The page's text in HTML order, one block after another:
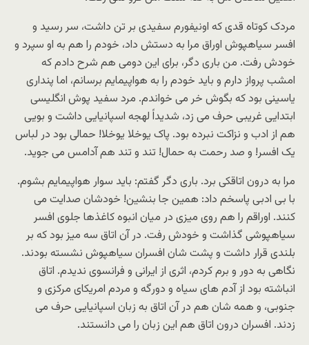
مردک کوتاه قدی که اونیفورم سفیدی بر تن داشت، سر رسید و
افسر سیاهپوش اوراق مرا به دستش داد، خودم را هم به او سپرد و
خودش رفت. من باری دگر، برای این دومی هم شرح دادم که
امشب پرواز دارم و باید خودم را به هواپیمایم برسانم، اما پنداری
یاسینی بود که بگوش خر می خواندم. مرد سفید پوش انگلیسی
ابتدایی غریبی حرف می زد، شدیداً لهجه اسپانیایی داشت و بویی
هم از ادب و نزاکت نبرده بود. پاک یوخلا یوخلا! حمالی بود در لباس
یک افسر! و صد رحمت به حمال! تند و تند هم آدامس می جوید.
مرا به درون اتاقکی برد. باری دگر گفتم: باید سوار هواپیمایم بشوم.
با بی ادبی پاسخم داد: همین جا بنشین! خودشان صدایت می
کنند. اوراقم را هم روی میزی در میان انبوه کاغذها جلوی افسر
سیاهپوشی گذاشت و خودش رفت. در آن اتاق سه میز بود که بر
بلندی قرار داشت و پشت شان افسران سیاهپوش نشسته بودند.
نگاهی به دور و برم کردم، اثری از ایرانی و فرانسوی ندیدم. اتاق
انباشته بود از آدم های سیاه و دورگه و مردم امریکای مرکزی و
جنوبی، و همه شان هم در آن اتاق به زبان اسپانیایی حرف می
زدند. افسران درون اتاق هم این زبان را می دانستند.